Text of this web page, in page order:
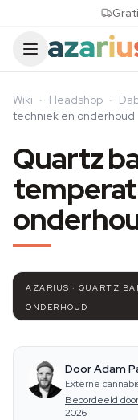
Wiki · Headshop ·
techniek en onderhoud
Quartz
AZARIUS · QUARTZ
ONDERHOUD
Door Adam
Externe
Beoordeeld
2026